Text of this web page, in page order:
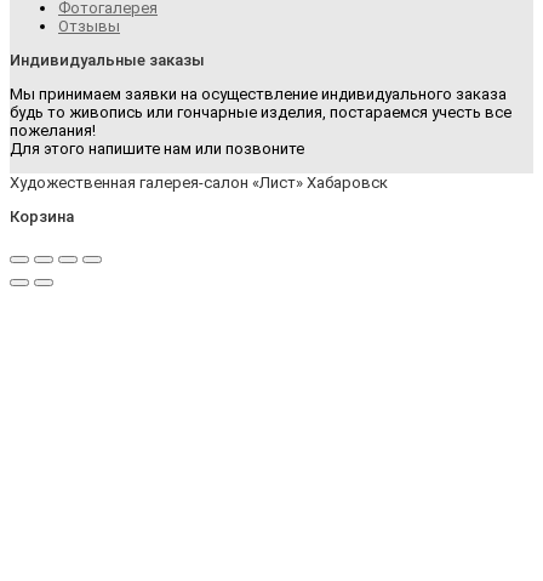
Фотогалерея
Отзывы
Индивидуальные заказы
Мы принимаем заявки на осуществление индивидуального заказа
будь то живопись или гончарные изделия, постараемся учесть все
пожелания!
Для этого напишите нам или позвоните
Художественная галерея-салон «Лист» Хабаровск
Корзина